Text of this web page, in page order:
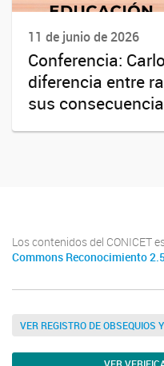
11 de junio de 2026
Conferencia:
diferencia entre
sus
Los contenidos del CONICET
Commons Reconocimiento
VER REGISTRO DE OBSEQUIOS
VER